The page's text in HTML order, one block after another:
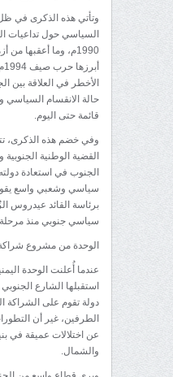
وتأتي هذه الذكرى في
السياسي حول تداعيات
1990م، وما أعقبها
الأخطر في العلاقة
حالة الانقسام السياسي
قائمة حتى اليوم.
وفي خضم هذه الذكرى،
القضية الوطنية
الجنوب في استعادة
سياسي وشعبي واسع
برئاسة القائد عيدروس
سياسي جنوبي منذ مرحلة
الوحدة من مشروع
استقبلها الشارع
دولة تقوم على الشراكة
الطرفين، غير أن
عن اختلالات عميقة في
والشمال.